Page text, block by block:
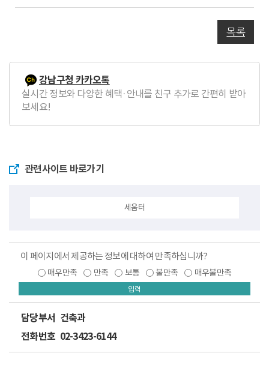
글
목록
강남구청 카카오톡
실시간 정보와 다양한 혜택·안내를 친구 추가로 간편히 받아
보세요!
관련사이트 바로가기
세움터
이 페이지에서 제공하는 정보에 대하여 만족하십니까?
매우만족 만족 보통 불만족 매우불만족
입력
담당부서 건축과
전화번호 02-3423-6144